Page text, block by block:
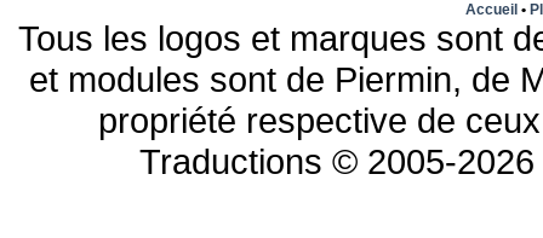
Accueil •
Tous les logos et marques sont
et modules sont de Piermin, de
propriété respective de
Traductions © 2005-